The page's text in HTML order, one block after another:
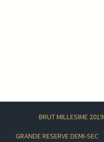
BRUT MILLESIME 2019
GRANDE RESERVE DEMI-SEC